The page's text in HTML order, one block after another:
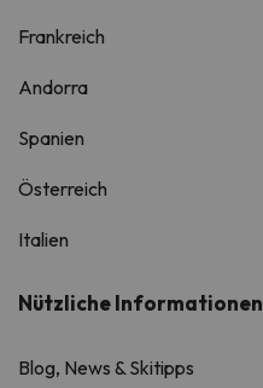
Frankreich
Andorra
Spanien
Österreich
Italien
Nützliche Informationen
Blog, News & Skitipps